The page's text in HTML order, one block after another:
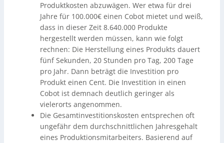
Produktkosten abzuwägen. Wer etwa für drei
Jahre für 100.000€ einen Cobot mietet und weiß,
dass in dieser Zeit 8.640.000 Produkte
hergestellt werden müssen, kann wie folgt
rechnen: Die Herstellung eines Produkts dauert
fünf Sekunden, 20 Stunden pro Tag, 200 Tage
pro Jahr. Dann beträgt die Investition pro
Produkt einen Cent. Die Investition in einen
Cobot ist demnach deutlich geringer als
vielerorts angenommen.
Die Gesamtinvestitionskosten entsprechen oft
ungefähr dem durchschnittlichen Jahresgehalt
eines Produktionsmitarbeiters. Basierend auf